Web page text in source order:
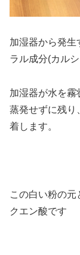
加湿器から発生
ラル成分(カル
加湿器が水を霧
蒸発せずに残り
着します。
この白い粉の
クエン酸です